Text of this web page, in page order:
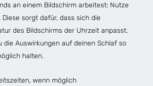
an einem Bildschirm arbeitest: Nutze
Diese sorgt dafür, dass sich die
des Bildschirms der Uhrzeit anpasst.
die Auswirkungen auf deinen Schlaf so
halten.
wenn möglich